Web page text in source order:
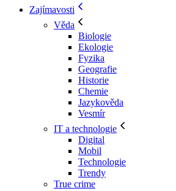
Zajímavosti
Věda
Biologie
Ekologie
Fyzika
Geografie
Historie
Chemie
Jazykověda
Vesmír
IT a technologie
Digital
Mobil
Technologie
Trendy
True crime